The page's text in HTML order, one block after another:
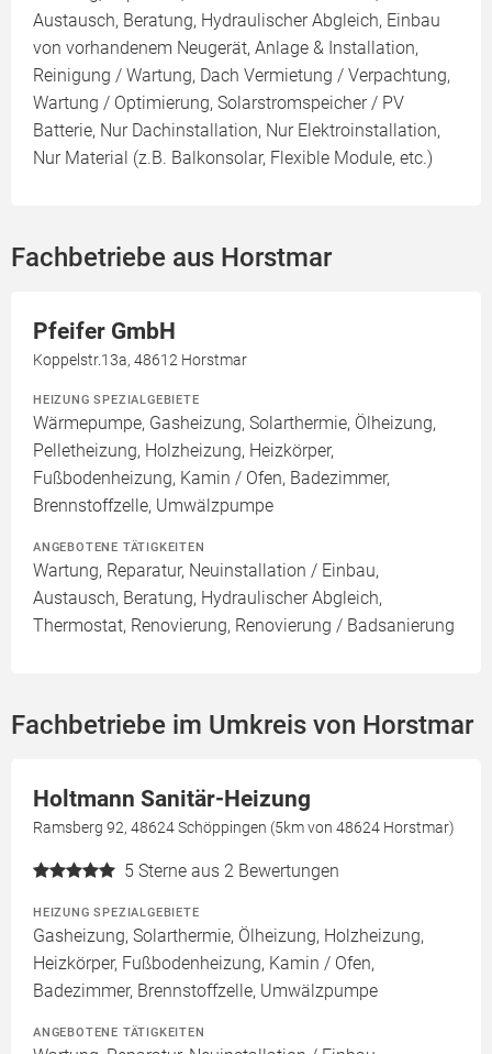
Austausch, Beratung, Hydraulischer Abgleich, Einbau
von vorhandenem Neugerät, Anlage & Installation,
Reinigung / Wartung, Dach Vermietung / Verpachtung,
Wartung / Optimierung, Solarstromspeicher / PV
Batterie, Nur Dachinstallation, Nur Elektroinstallation,
Nur Material (z.B. Balkonsolar, Flexible Module, etc.)
Fachbetriebe aus Horstmar
Pfeifer GmbH
Koppelstr.13a, 48612 Horstmar
HEIZUNG SPEZIALGEBIETE
Wärmepumpe, Gasheizung, Solarthermie, Ölheizung,
Pelletheizung, Holzheizung, Heizkörper,
Fußbodenheizung, Kamin / Ofen, Badezimmer,
Brennstoffzelle, Umwälzpumpe
ANGEBOTENE TÄTIGKEITEN
Wartung, Reparatur, Neuinstallation / Einbau,
Austausch, Beratung, Hydraulischer Abgleich,
Thermostat, Renovierung, Renovierung / Badsanierung
Fachbetriebe im Umkreis von Horstmar
Holtmann Sanitär-Heizung
Ramsberg 92, 48624 Schöppingen (5km von 48624 Horstmar)
5 Sterne aus 2 Bewertungen
HEIZUNG SPEZIALGEBIETE
Gasheizung, Solarthermie, Ölheizung, Holzheizung,
Heizkörper, Fußbodenheizung, Kamin / Ofen,
Badezimmer, Brennstoffzelle, Umwälzpumpe
ANGEBOTENE TÄTIGKEITEN